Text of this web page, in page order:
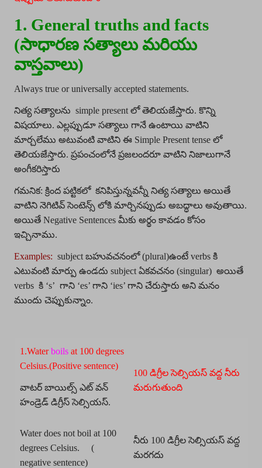
1. General truths and facts
(సాధారణ సత్యాలు మరియు
వాస్తవాలు)
Always true or universally accepted statements.
నిత్య సత్యాలను simple present లో తెలియజేస్తారు. కొన్ని
విషయాలు. ఎల్లప్పుడూ సత్యాలు గానే ఉంటాయి వాటిని
మార్చలేము అటువంటి వాటిని ఈ Simple Present tense లో
తెలియజేస్తారు. ప్రపంచంలోనే ప్రజలందరూ వాటిని నిజాలుగానే
అంగీకరిస్తారు
గమనిక: క్రింద పట్టికలో కనిపిస్తున్నవన్నీ నిత్య సత్యాలు అయితే
వాటిని నెగిటివ్ సెంటెన్స్ లోకి మార్చినప్పుడు అబద్ధాలు అవుతాయి.
అయితే Negative Sentences మీకు అర్థం కావడం కోసం
ఇచ్చినాము.
Examples: subject బహువచనంలో (plural)ఉంటే verbs కి
ఎటువంటి మార్పు ఉండదు subject ఏకవచనం (singular) అయితే
verbs కి ‘s’ గాని ‘es’ గాని ‘ies’ గాని చేరుస్తారు అని మనం
ముందు చెప్పుకున్నాం.
1.Waterboilsat 100 degrees
Celsius.(Positive sentence)
వాటర్ బాయిల్స్ ఎట్ వన్
హండ్రెడ్ డిగ్రీస్ సెల్సియస్.
100 డిగ్రీల సెల్సియస్ వద్ద నీరు
మరుగుతుంది
Water does not boil at 100
degrees Celsius. (
negative sentence)
నీరు 100 డిగ్రీల సెల్సియస్ వద్ద
మరగదు